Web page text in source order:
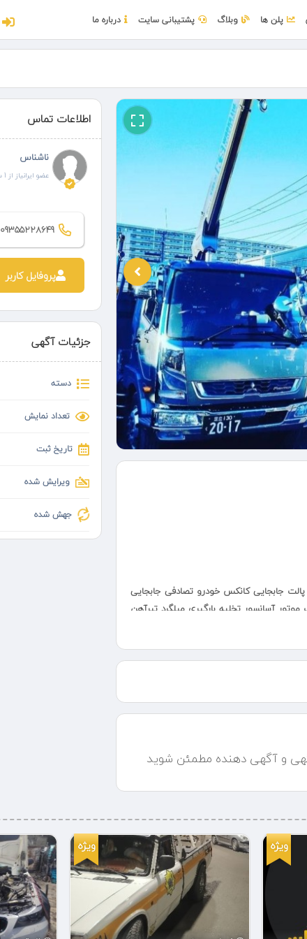
پلن ها وبلاگ پشتیبانی سایت درباره ما
جابجایی کانکس خودرو تصادفی جابجایی
آسانسور تخلیه بارگیری میلگرد تیرآهن
سعادت آباد. آزادگان صادقیه ونک گاندی.
شبانه روزی
و آگهی دهنده مطمئن شوید
اطلاعات تماس
ناشناس
عضو ایرانیاز از 1 سال پیش
09355228649
پروفایل کاربر
جزئیات آگهی
دسته
تعداد نمایش
تاریخ ثبت
ویرایش شده
جهش شده
ویژه ویژه